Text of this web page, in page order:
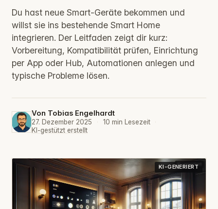
Du hast neue Smart-Geräte bekommen und
willst sie ins bestehende Smart Home
integrieren. Der Leitfaden zeigt dir kurz:
Vorbereitung, Kompatibilität prüfen, Einrichtung
per App oder Hub, Automationen anlegen und
typische Probleme lösen.
Von Tobias Engelhardt
27. Dezember 2025 · 10 min Lesezeit
·
KI-gestützt erstellt
KI-GENERIERT